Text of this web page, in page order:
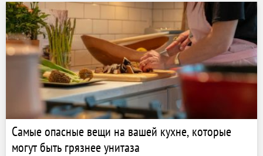
Самые опасные вещи на вашей кухне, которые
могут быть грязнее унитаза